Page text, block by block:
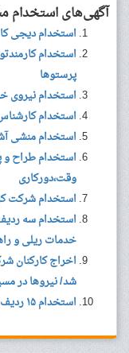
آگهی‌های استخدام
استخدام دیجی کالا
استخدام
پرستوها
استخدام نیروی
استخدام
استخدام منشی
استخدام طراح و
وقت،دورکاری
استخدام شرکت
استخدام سه
خدمات ریلی و
اخراج کارکنان
شد/ نیروها در
استخدام ۱۵ ردیف شغلی در شرکت کشت و صنعت گلبرگ بهاران